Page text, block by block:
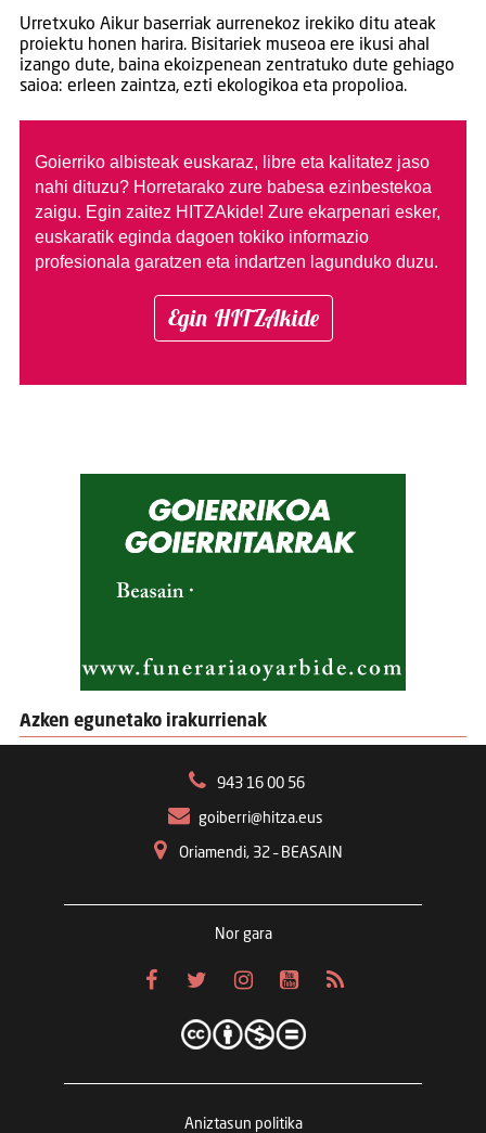
Urretxuko Aikur baserriak aurrenekoz irekiko ditu ateak
proiektu honen harira. Bisitariek museoa ere ikusi ahal
izango dute, baina ekoizpenean zentratuko dute gehiago
saioa: erleen zaintza, ezti ekologikoa eta propolioa.
Goierriko albisteak euskaraz, libre eta kalitatez jaso
nahi dituzu? Horretarako zure babesa ezinbestekoa
zaigu. Egin zaitez HITZAkide! Zure ekarpenari esker,
euskaratik eginda dagoen tokiko informazio
profesionala garatzen eta indartzen lagunduko duzu.
Egin HITZAkide
Azken egunetako irakurrienak
943 16 00 56
goiberri@hitza.eus
Oriamendi, 32 – BEASAIN
Nor gara
Aniztasun politika